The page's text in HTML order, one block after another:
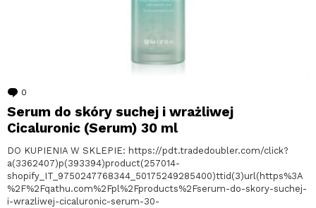
0
Serum do skóry suchej i wrażliwej
Cicaluronic (Serum) 30 ml
DO KUPIENIA W SKLEPIE: https://pdt.tradedoubler.com/click?
a(3362407)p(393394)product(257014-
shopify_IT_9750247768344_50175249285400)ttid(3)url(https%3A
%2F%2Fqathu.com%2Fpl%2Fproducts%2Fserum-do-skory-suchej-
i-wrazliwej-cicaluronic-serum-30-